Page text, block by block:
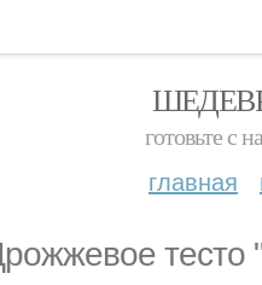
готовьте с
главная
тесто